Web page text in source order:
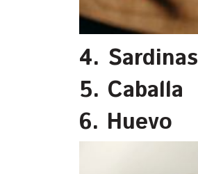
4. Sardinas
5. Caballa
6. Huevo